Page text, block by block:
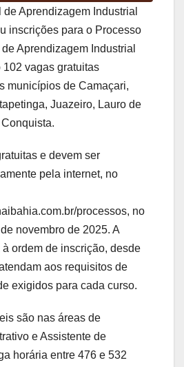
Aprendizagem Industrial
inscrições para o Processo
Aprendizagem Industrial
102 vagas gratuitas
municípios de Camaçari,
Juazeiro, Lauro de
e devem ser
pela internet, no
processos, no
novembro de 2025. A
ordem de inscrição, desde
aos requisitos de
exigidos para cada curso.
são nas áreas de
e Assistente de
horária entre 476 e 532